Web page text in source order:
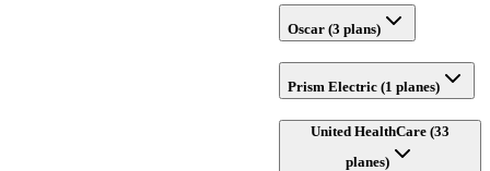
Oscar (3 plans)
Prism Electric (1 planes)
United HealthCare (33
planes)